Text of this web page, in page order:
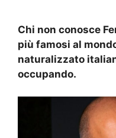
Chi non conosce
più famosi al
naturalizzato
occupando.